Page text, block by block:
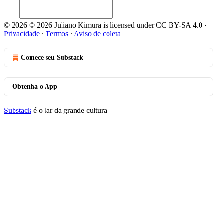
© 2026 © 2026 Juliano Kimura is licensed under CC BY-SA 4.0 ·
Privacidade ∙ Termos ∙ Aviso de coleta
Comece seu Substack
Obtenha o App
Substack é o lar da grande cultura